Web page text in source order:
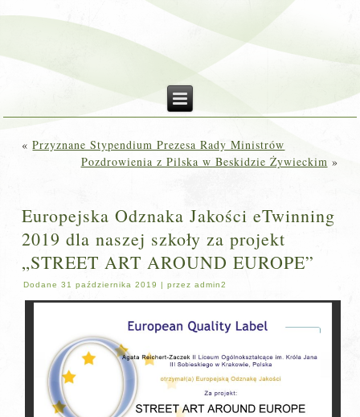
«Przyznane Stypendium Prezesa Rady Ministrów
Pozdrowienia z Pilska w Beskidzie Żywieckim »
Europejska Odznaka Jakości eTwinning
2019 dla naszej szkoły za projekt
„STREET ART AROUND EUROPE”
Dodane 31 października 2019 |przez admin2